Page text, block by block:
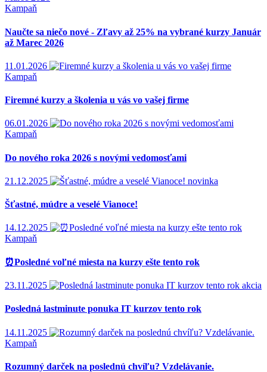
Kampaň
Naučte sa niečo nové - Zľavy až 25% na vybrané kurzy Január
až Marec 2026
11.01.2026
Kampaň
Firemné kurzy a školenia u vás vo vašej firme
06.01.2026
Kampaň
Do nového roka 2026 s novými vedomosťami
21.12.2025 novinka
Šťastné, múdre a veselé Vianoce!
14.12.2025
Kampaň
⏰Posledné voľné miesta na kurzy ešte tento rok
23.11.2025 akcia
Posledná lastminute ponuka IT kurzov tento rok
14.11.2025
Kampaň
Rozumný darček na poslednú chvíľu? Vzdelávanie.